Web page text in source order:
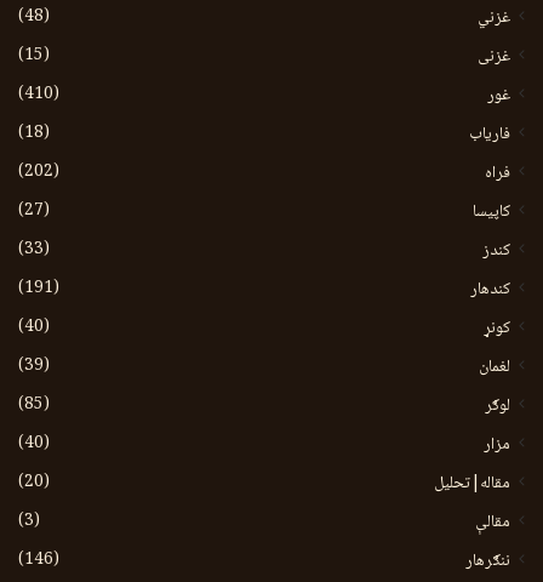
غزني
(48)
غزنی
(15)
غور
(410)
فاریاب
(18)
فراه
(202)
کاپیسا
(27)
کندز
(33)
کندهار
(191)
کونړ
(40)
لغمان
(39)
لوګر
(85)
مزار
(40)
مقاله|تحلیل
(20)
مقالې
(3)
ننګرهار
(146)